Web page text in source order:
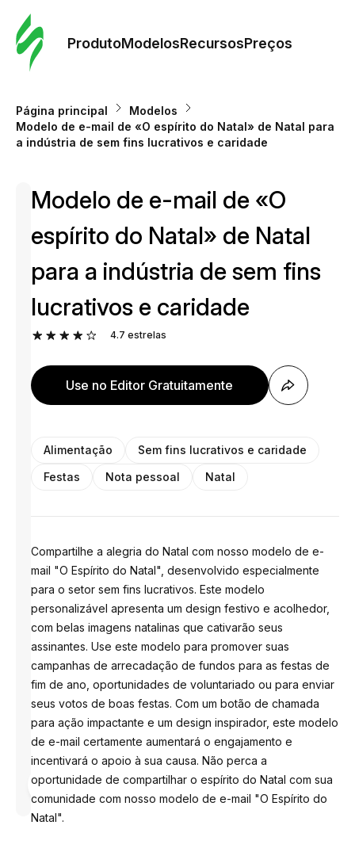
ProdutoModelosRecursosPreços
Página principal
Modelos
Modelo de e-mail de «O espírito do Natal» de Natal para
a indústria de sem fins lucrativos e caridade
Desenhado
por
Anastasiia
Modelo de e-mail de «O
espírito do Natal» de Natal
para a indústria de sem fins
lucrativos e caridade
4.7 estrelas
Use no Editor Gratuitamente
Alimentação
Sem fins lucrativos e caridade
Festas
Nota pessoal Natal
Compartilhe a alegria do Natal com nosso modelo de e-
mail "O Espírito do Natal", desenvolvido especialmente
para o setor sem fins lucrativos. Este modelo
personalizável apresenta um design festivo e acolhedor,
com belas imagens natalinas que cativarão seus
assinantes. Use este modelo para promover suas
campanhas de arrecadação de fundos para as festas de
fim de ano, oportunidades de voluntariado ou para enviar
seus votos de boas festas. Com um botão de chamada
para ação impactante e um design inspirador, este modelo
de e-mail certamente aumentará o engajamento e
incentivará o apoio à sua causa. Não perca a
oportunidade de compartilhar o espírito do Natal com sua
comunidade com nosso modelo de e-mail "O Espírito do
Natal".